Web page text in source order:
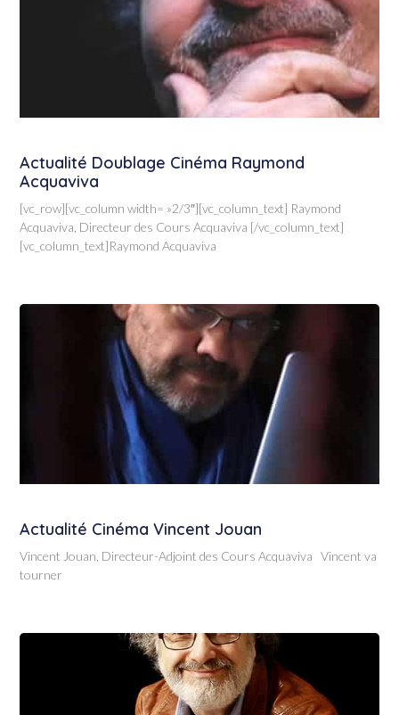
Actualité Doublage Cinéma Raymond
Acquaviva
[vc_row][vc_column width= »2/3″][vc_column_text] Raymond
Acquaviva, Directeur des Cours Acquaviva [/vc_column_text]
[vc_column_text]Raymond Acquaviva
Actualité Cinéma Vincent Jouan
Vincent Jouan, Directeur-Adjoint des Cours Acquaviva Vincent va
tourner